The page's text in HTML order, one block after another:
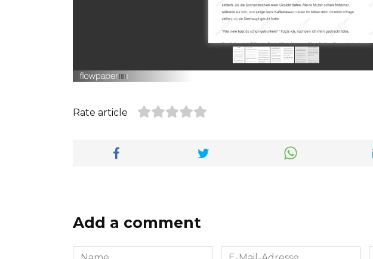
Rate article
Add a comment
Name
E-